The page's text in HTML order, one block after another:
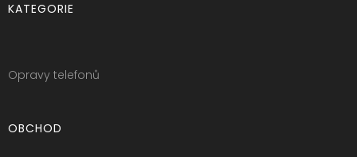
KATEGORIE
Opravy telefonů
OBCHOD